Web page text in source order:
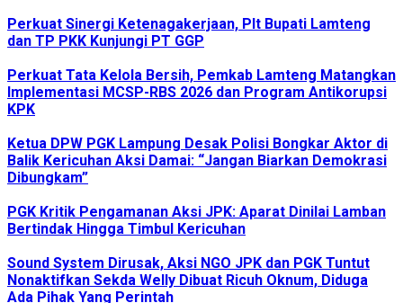
Perkuat Sinergi Ketenagakerjaan, Plt Bupati Lamteng
dan TP PKK Kunjungi PT GGP
Perkuat Tata Kelola Bersih, Pemkab Lamteng Matangkan
Implementasi MCSP-RBS 2026 dan Program Antikorupsi
KPK
Ketua DPW PGK Lampung Desak Polisi Bongkar Aktor di
Balik Kericuhan Aksi Damai: “Jangan Biarkan Demokrasi
Dibungkam”
PGK Kritik Pengamanan Aksi JPK: Aparat Dinilai Lamban
Bertindak Hingga Timbul Kericuhan
Sound System Dirusak, Aksi NGO JPK dan PGK Tuntut
Nonaktifkan Sekda Welly Dibuat Ricuh Oknum, Diduga
Ada Pihak Yang Perintah